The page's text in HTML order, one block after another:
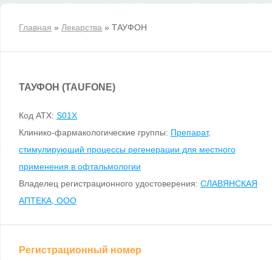
Главная » Лекарства » ТАУФОН
ТАУФОН (TAUFONE)
Код ATX: S01X
Клинико-фармакологические группы: Препарат,
стимулирующий процессы регенерации для местного
применения в офтальмологии
Владелец регистрационного удостоверения: СЛАВЯНСКАЯ
АПТЕКА, ООО
Регистрационный номер